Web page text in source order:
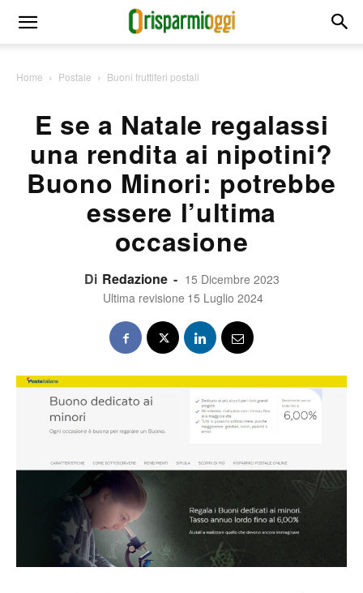
Home Postale Buoni fruttiferi postali
E se a Natale regalassi
una rendita ai nipotini?
Buono Minori: potrebbe
essere l’ultima
occasione
Di Redazione - 15 Dicembre 2023
Ultima revisione 15 Luglio 2024